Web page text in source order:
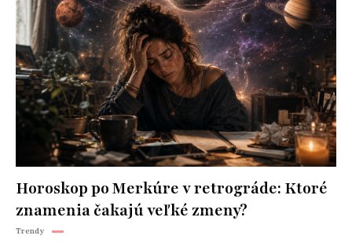
Horoskop po Merkúre v retrográde: Ktoré
znamenia čakajú veľké zmeny?
Trendy